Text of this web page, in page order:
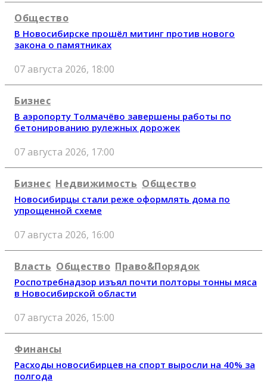
Общество
В Новосибирске прошёл митинг против нового
закона о памятниках
07 августа 2026, 18:00
Бизнес
В аэропорту Толмачёво завершены работы по
бетонированию рулежных дорожек
07 августа 2026, 17:00
Бизнес Недвижимость Общество
Новосибирцы стали реже оформлять дома по
упрощенной схеме
07 августа 2026, 16:00
Власть Общество Право&Порядок
Роспотребнадзор изъял почти полторы тонны мяса
в Новосибирской области
07 августа 2026, 15:00
Финансы
Расходы новосибирцев на спорт выросли на 40% за
полгода